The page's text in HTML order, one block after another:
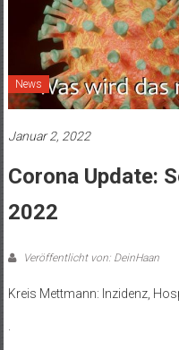
News
Januar 2, 2022
Corona Update:
2022
Veröffentlicht von: DeinHaan
Kreis Mettmann: Inzidenz,